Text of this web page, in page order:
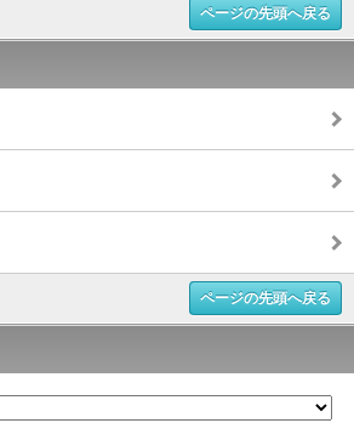
ページの先頭へ戻る
ページの先頭へ戻る